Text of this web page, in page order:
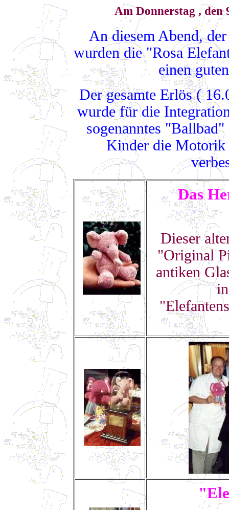
Am Donnerstag ,
An diesem Abend,
wurden die "Rosa
einen
Der gesamte Erlös (
wurde für die
sogenanntes
Kinder die Motorik
Das
Dieser
"Original
antiken